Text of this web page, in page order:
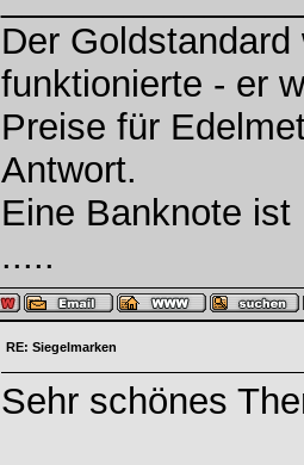
Der
funktionierte - er
Preise für
Antwort.
Eine Banknote
.....
RE: Siegelmarken
Sehr schönes